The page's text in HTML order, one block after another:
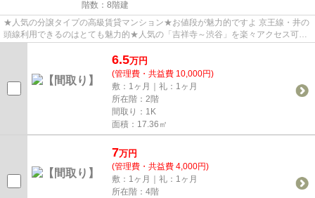
階数：8階建
★人気の分譲タイプの高級賃貸マンション★お値段が魅力的ですよ 京王線・井の
頭線利用できるのはとても魅力的★人気の「吉祥寺～渋谷」を楽々アクセス可能
★この価格で「オートロック付き...
6.5万円
(管理費・共益費 10,000円)
敷：1ヶ月｜礼：1ヶ月
所在階：2階
間取り：1K
面積：17.36㎡
7万円
(管理費・共益費 4,000円)
敷：1ヶ月｜礼：1ヶ月
所在階：4階